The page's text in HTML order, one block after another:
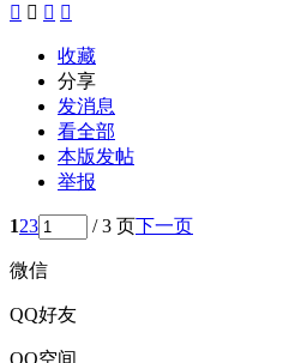
   
收藏
分享
发消息
看全部
本版发帖
举报
123 / 3 页下一页
微信
QQ好友